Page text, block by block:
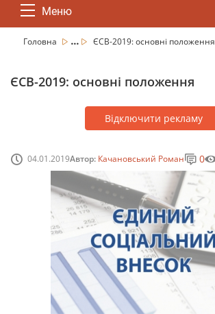
Меню
Головна ... ЄСВ-2019: основні положення
ЄСВ-2019: основні положення
Відключити рекламу
04.01.2019Автор: Качановський Роман 0